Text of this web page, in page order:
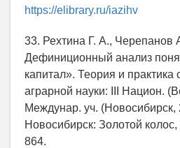
https://elibrary.ru/iazihv
33. Рехтина Г. А., Черепанов
Дефиниционный анализ
капитал». Теория и практика
аграрной науки: III Национ.
Междунар. уч. (Новосибирск,
Новосибирск: Золотой
864.